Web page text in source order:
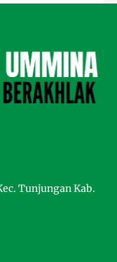
Tunjungan Kab.